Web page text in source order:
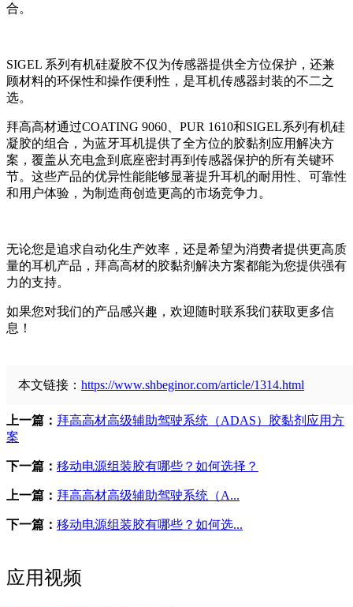
合。
SIGEL 系列有机硅凝胶不仅为传感器提供全方位保护，还兼
顾材料的环保性和操作便利性，是耳机传感器封装的不二之
选。
拜高高材通过COATING 9060、PUR 1610和SIGEL系列有机硅
凝胶的组合，为蓝牙耳机提供了全方位的胶黏剂应用解决方
案，覆盖从充电盒到底座密封再到传感器保护的所有关键环
节。这些产品的优异性能能够显著提升耳机的耐用性、可靠性
和用户体验，为制造商创造更高的市场竞争力。
无论您是追求自动化生产效率，还是希望为消费者提供更高质
量的耳机产品，拜高高材的胶黏剂解决方案都能为您提供强有
力的支持。
如果您对我们的产品感兴趣，欢迎随时联系我们获取更多信
息！
本文链接： https://www.shbeginor.com/article/1314.html
上一篇： 拜高高材高级辅助驾驶系统（ADAS）胶黏剂应用方
案
下一篇： 移动电源组装胶有哪些？如何选择？
上一篇： 拜高高材高级辅助驾驶系统（A...
下一篇： 移动电源组装胶有哪些？如何选...
应用视频